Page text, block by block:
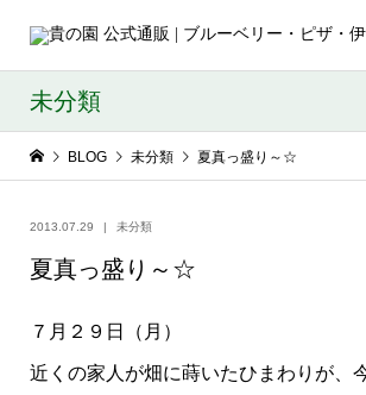
未分類
BLOG 未分類 夏真っ盛り～☆
2013.07.29 未分類
夏真っ盛り～☆
７月２９日（月）
近くの家人が畑に蒔いたひまわりが、